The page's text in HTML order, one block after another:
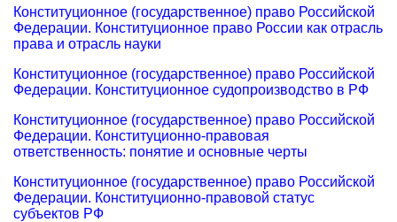
Конституционное (государственное) право Российской
Федерации. Конституционное право России как отрасль
права и отрасль науки
Конституционное (государственное) право Российской
Федерации. Конституционное судопроизводство в РФ
Конституционное (государственное) право Российской
Федерации. Конституционно-правовая
ответственность: понятие и основные черты
Конституционное (государственное) право Российской
Федерации. Конституционно-правовой статус
субъектов РФ